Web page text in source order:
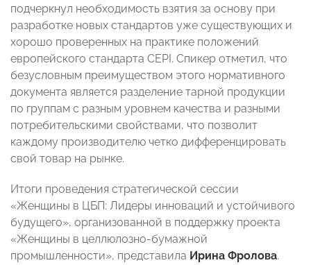
подчеркнул необходимость взятия за основу при
разработке новых стандартов уже существующих и
хорошо проверенных на практике положений
европейского стандарта CEPI. Спикер отметил, что
безусловным преимуществом этого нормативного
документа является разделение тарной продукции
по группам с разным уровнем качества и разными
потребительскими свойствами, что позволит
каждому производителю четко дифференцировать
свой товар на рынке.
Итоги проведения стратегической сессии
«Женщины в ЦБП: Лидеры инноваций и устойчивого
будущего», организованной в поддержку проекта
«Женщины в целлюлозно-бумажной
промышленности», представила Ирина Фролова.